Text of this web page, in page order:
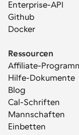
Enterprise-API
Github
Docker
Ressourcen
Affiliate-
Hilfe-Dokumente
Blog
Cal-Schriften
Mannschaften
Einbetten